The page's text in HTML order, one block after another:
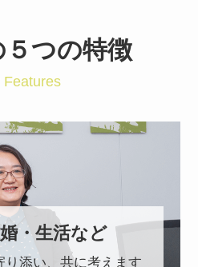
つの特徴
Features
・生活など
り添い、共に考えます